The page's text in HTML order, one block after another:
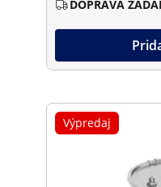
DOPRAVA
Výpredaj